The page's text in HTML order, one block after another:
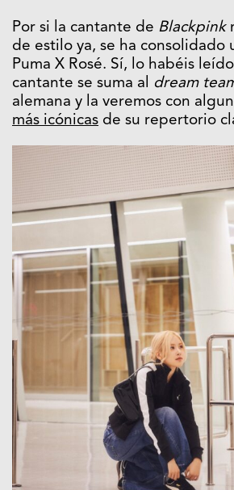
Por si la cantante de Blackpink
de estilo ya, se ha consolidado
Puma X Rosé. Sí, lo habéis
cantante se suma al dream
alemana y la veremos con
más icónicas de su repertorio